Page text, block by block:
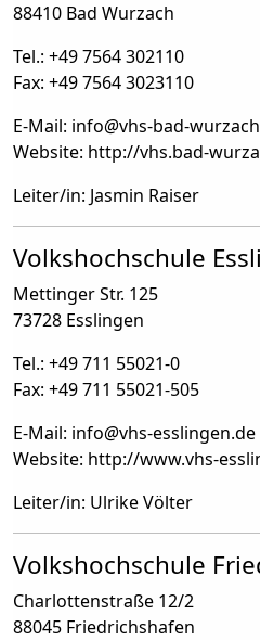
88410 Bad Wurzach
Tel.: +49 7564 302110
Fax: +49 7564 3023110
E-Mail: info@vhs-bad-
Website: http://vhs.bad-
Leiter/in: Jasmin Raiser
Volkshochschule
Mettinger Str. 125
73728 Esslingen
Tel.: +49 711 55021-0
Fax: +49 711 55021-505
E-Mail: info@vhs-esslingen.de
Website: http://www.vhs-
Leiter/in: Ulrike Völter
Volkshochschule
Charlottenstraße 12/2
88045 Friedrichshafen